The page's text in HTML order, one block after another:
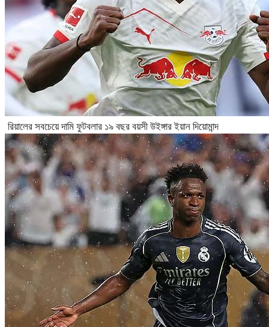
রিয়ালের সবচেয়ে দামি ফুটবলার ১৯ বছর বয়সী উইঙ্গার ইয়ান দিয়োমান্দ